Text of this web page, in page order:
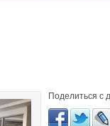
Поделиться с